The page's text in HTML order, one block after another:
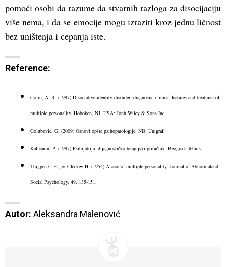
pomoći osobi da razume da stvarnih razloga za disocijaciju
više nema, i da se emocije mogu izraziti kroz jednu ličnost
bez uništenja i cepanja iste.
Reference:
Colin, A. R. (1997) Disociative identity disorder: diagnosis, clinical features and treatman of
multiple personality. Hoboken, NJ, USA: Jonh Wiley & Sons Inc.
Golubović, G. (2009) Osnovi opšte psihopatologije. Niš: Unigraf.
Kaličanin, P. (1997) Psihijatrija: dijagnostičko-terapijski priručnik. Beograd: Tehnis.
Thigpen C.H., & Cleckey H. (1954) A case of multiple personality. Journal of Abnormaland
Social Psychology, 49, 135-151.
Autor: Aleksandra Malenović